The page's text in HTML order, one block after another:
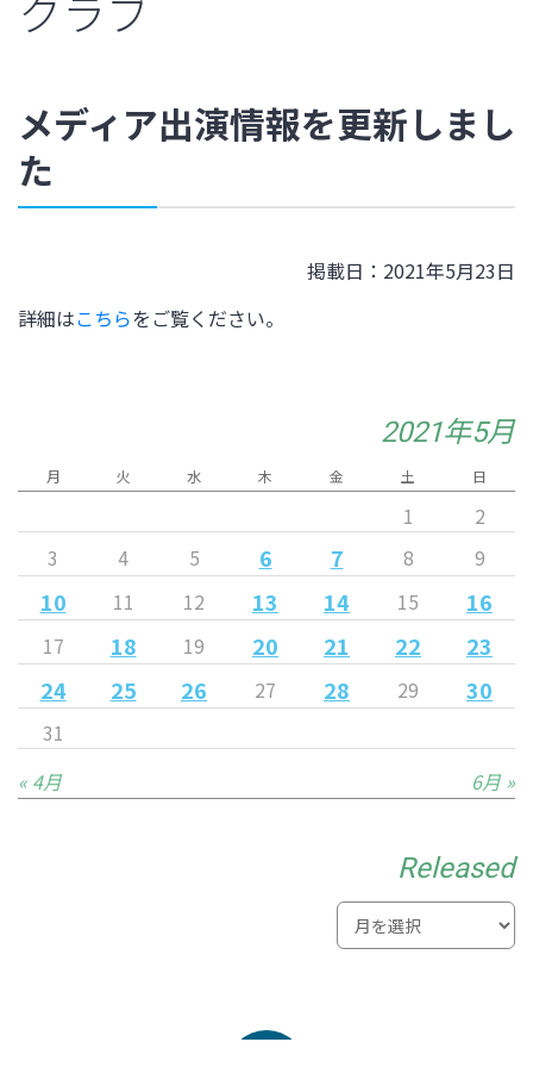
メディア出演情報を更新しまし
た
掲載日：2021年5月23日
詳細はこちらをご覧ください。
2021年5月
月 火 水 木 金 土 日
1
2
3
4 5 6 7 8 9
10 11 12 13 14 15 16
17 18 19 20 21 22
23
24
25 26 27 28 29 30
31
« 4月
6月 »
Released